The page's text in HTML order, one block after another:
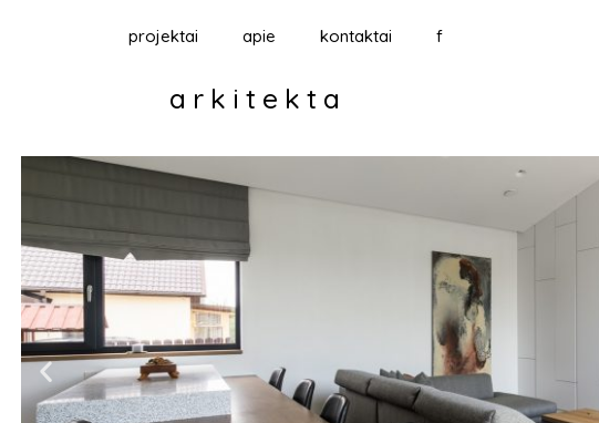
projektai apie kontaktai f
arkitekta